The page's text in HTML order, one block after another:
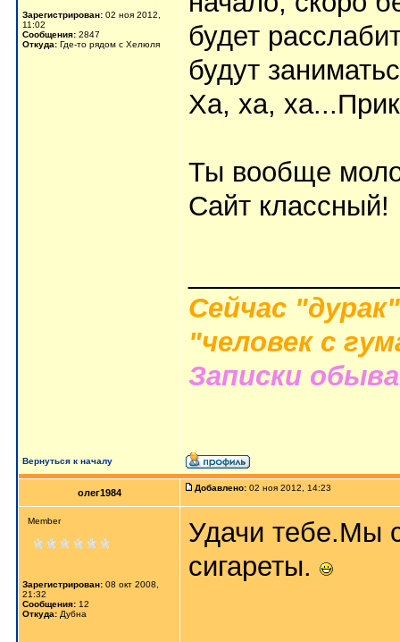
Зарегистрирован: 02 ноя 2012,
11:02
Сообщения: 2847
Откуда: Где-то рядом с Хелюля
будет
будут
Ха, ха,
Ты вообще
Сайт классный!
Сейчас
"человек с
Записки
Вернуться к началу
олег1984 Добавлено: 02 ноя 2012, 14:23
Member
Зарегистрирован: 08 окт 2008,
21:32
Сообщения: 12
Откуда: Дубна
Удачи тебе.Мы
сигареты.